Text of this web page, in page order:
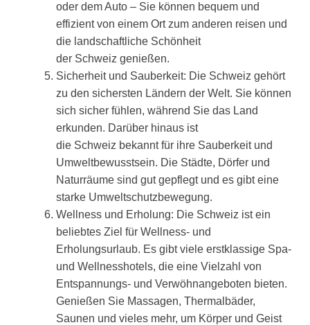
oder dem Auto – Sie können bequem und
effizient von einem Ort zum anderen reisen und
die landschaftliche Schönheit
der Schweiz genießen.
Sicherheit und Sauberkeit: Die Schweiz gehört
zu den sichersten Ländern der Welt. Sie können
sich sicher fühlen, während Sie das Land
erkunden. Darüber hinaus ist
die Schweiz bekannt für ihre Sauberkeit und
Umweltbewusstsein. Die Städte, Dörfer und
Naturräume sind gut gepflegt und es gibt eine
starke Umweltschutzbewegung.
Wellness und Erholung: Die Schweiz ist ein
beliebtes Ziel für Wellness- und
Erholungsurlaub. Es gibt viele erstklassige Spa-
und Wellnesshotels, die eine Vielzahl von
Entspannungs- und Verwöhnangeboten bieten.
Genießen Sie Massagen, Thermalbäder,
Saunen und vieles mehr, um Körper und Geist